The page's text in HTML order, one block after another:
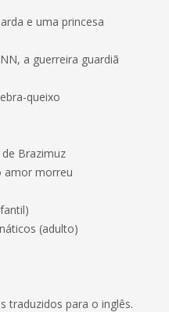
e uma princesa
a guerreira guardiã
queixo
Brazimuz
amor morreu
(adulto)
traduzidos para o inglês.